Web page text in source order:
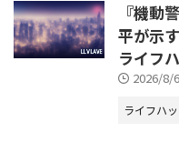
『機動
平が示
ライフ
2026/8/6
ライフハ